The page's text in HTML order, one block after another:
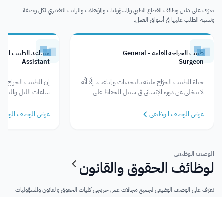
تعرّف على دليل وظائف القطاع الطبي والمسؤوليات والمؤهلات والراتب التقديري لكل وظيفة
ونسبة الطلب عليها في أسواق العمل.
طبيب الجراحة العامة - General
Surgeon
حياة الطبيب الجرّاح مليئة بالتحديات والمتاعب، إلَّا أنَّه
لا يتخلى عن دوره الإنساني في سبيل الحفاظ على
عرض الوصف الوظيفي
Assistant
إن الطبيب الجراح
ساعات الليل
العمليات الجراحية
عرض الوصف
الوصف الوظيفي
لوظائف الحقوق والقانون
تعرّف على الوصف الوظيفي لجميع مجالات عمل خريجي كليات الحقوق والقانون والمسؤوليات